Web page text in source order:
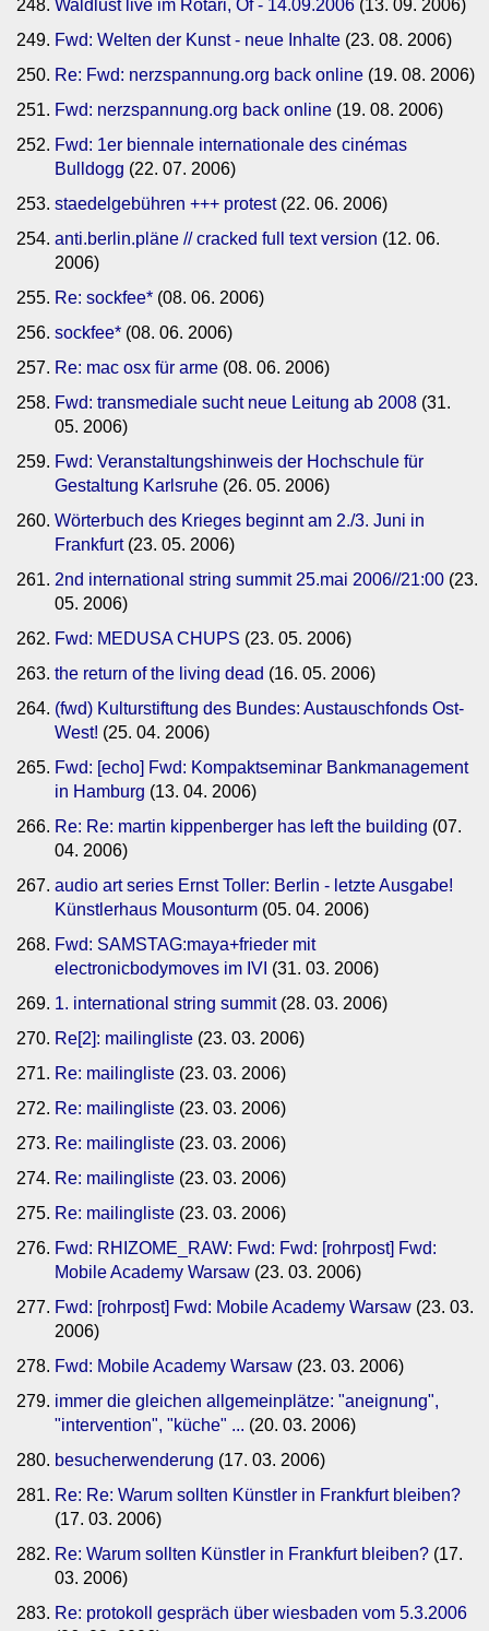
Waldlust live im Rotari, Of - 14.09.2006 (13. 09. 2006)
Fwd: Welten der Kunst - neue Inhalte (23. 08. 2006)
Re: Fwd: nerzspannung.org back online (19. 08. 2006)
Fwd: nerzspannung.org back online (19. 08. 2006)
Fwd: 1er biennale internationale des cinémas
Bulldogg (22. 07. 2006)
staedelgebühren +++ protest(22. 06. 2006)
anti.berlin.pläne // cracked full text version (12. 06.
2006)
Re: sockfee* (08. 06. 2006)
sockfee* (08. 06. 2006)
Re: mac osx für arme (08. 06. 2006)
Fwd: transmediale sucht neue Leitung ab 2008 (31.
05. 2006)
Fwd: Veranstaltungshinweis der Hochschule für
Gestaltung Karlsruhe (26. 05. 2006)
Wörterbuch des Krieges beginnt am 2./3. Juni in
Frankfurt(23. 05. 2006)
2nd international string summit 25.mai 2006//21:00 (23.
05. 2006)
Fwd: MEDUSA CHUPS (23. 05. 2006)
the return of the living dead (16. 05. 2006)
(fwd) Kulturstiftung des Bundes: Austauschfonds Ost-
West! (25. 04. 2006)
Fwd: [echo] Fwd: Kompaktseminar Bankmanagement
in Hamburg (13. 04. 2006)
Re: Re: martin kippenberger has left the building (07.
04. 2006)
audio art series Ernst Toller: Berlin - letzte Ausgabe!
Künstlerhaus Mousonturm (05. 04. 2006)
Fwd: SAMSTAG:maya+frieder mit
electronicbodymoves im IVI (31. 03. 2006)
1. international string summit(28. 03. 2006)
Re[2]: mailingliste (23. 03. 2006)
Re: mailingliste (23. 03. 2006)
Re: mailingliste (23. 03. 2006)
Re: mailingliste (23. 03. 2006)
Re: mailingliste (23. 03. 2006)
Re: mailingliste (23. 03. 2006)
Fwd: RHIZOME_RAW: Fwd: Fwd: [rohrpost] Fwd:
Mobile Academy Warsaw (23. 03. 2006)
Fwd: [rohrpost] Fwd: Mobile Academy Warsaw (23. 03.
2006)
Fwd: Mobile Academy Warsaw (23. 03. 2006)
immer die gleichen allgemeinplätze: "aneignung",
"intervention", "küche" ... (20. 03. 2006)
besucherwenderung (17. 03. 2006)
Re: Re: Warum sollten Künstler in Frankfurt bleiben?
(17. 03. 2006)
Re: Warum sollten Künstler in Frankfurt bleiben? (17.
03. 2006)
Re: protokoll gespräch über wiesbaden vom 5.3.2006